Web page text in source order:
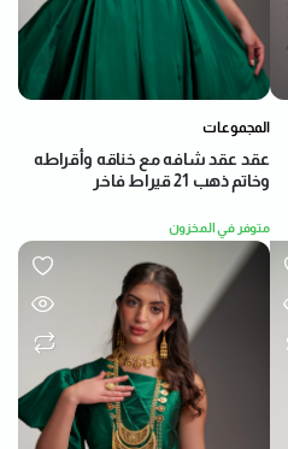
المجموعات
عقد عقد شافه مع خناقه وأقراطه
وخاتم ذهب 21 قيراط فاخر
متوفر في المخزون